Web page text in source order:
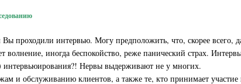
проходили интервью. Могу предположить, что, скорее
иногда беспокойство, реже панический страх.
интервьюирования?! Нервы выдерживают не у многих.
и обслуживанию клиентов, а также те, кто принимает